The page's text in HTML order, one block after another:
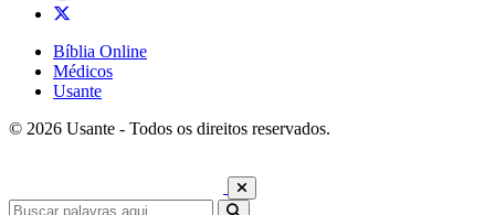
Bíblia Online
Médicos
Usante
© 2026 Usante - Todos os direitos reservados.